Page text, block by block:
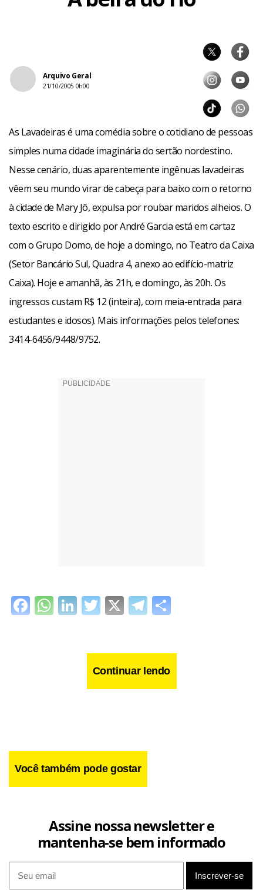
Arquivo Geral
21/10/2005 0h00
As Lavadeiras é uma comédia sobre o cotidiano de pessoas
simples numa cidade imaginária do sertão nordestino.
Nesse cenário, duas aparentemente ingênuas lavadeiras
vêem seu mundo virar de cabeça para baixo com o retorno
à cidade de Mary Jô, expulsa por roubar maridos alheios. O
texto escrito e dirigido por André Garcia está em cartaz
com o Grupo Domo, de hoje a domingo, no Teatro da Caixa
(Setor Bancário Sul, Quadra 4, anexo ao edifício-matriz
Caixa). Hoje e amanhã, às 21h, e domingo, às 20h. Os
ingressos custam R$ 12 (inteira), com meia-entrada para
estudantes e idosos). Mais informações pelos telefones:
3414-6456/9448/9752.
Facebook
WhatsApp
LinkedIn
Twitter
X Telegram
Continuar lendo
Você também pode gostar
Assine nossa newsletter e
mantenha-se bem informado